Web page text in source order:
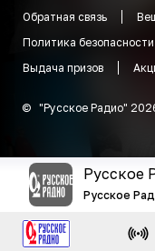
Обратная связь
Политика безопасности
Выдача призов
© "Русское Радио"
Русское
Русское